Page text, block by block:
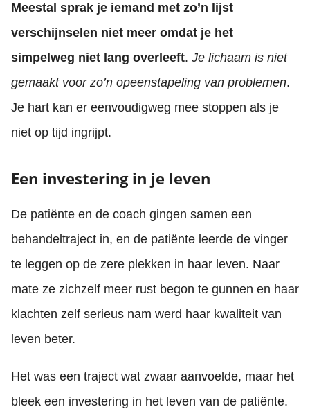
Meestal sprak je iemand met zo’n lijst
verschijnselen niet meer omdat je het
simpelweg niet lang overleeft. Je lichaam is niet
gemaakt voor zo’n opeenstapeling van problemen.
Je hart kan er eenvoudigweg mee stoppen als je
niet op tijd ingrijpt.
Een investering in je leven
De patiënte en de coach gingen samen een
behandeltraject in, en de patiënte leerde de vinger
te leggen op de zere plekken in haar leven. Naar
mate ze zichzelf meer rust begon te gunnen en haar
klachten zelf serieus nam werd haar kwaliteit van
leven beter.
Het was een traject wat zwaar aanvoelde, maar het
bleek een investering in het leven van de patiënte.